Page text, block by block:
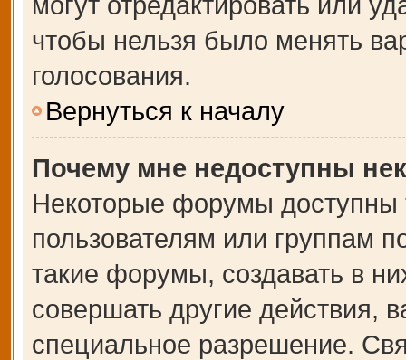
чтобы нельзя было менять
голосования.
Вернуться к началу
Почему мне недоступны
Некоторые форумы доступны
пользователям или группам
такие форумы, создавать в
совершать другие действия,
специальное разрешение.